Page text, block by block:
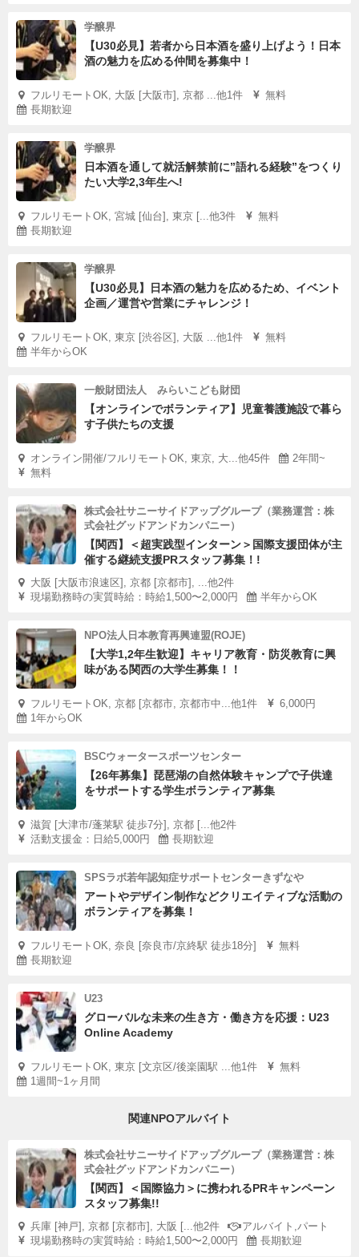
学醸界
【U30必見】若者から日本酒を盛り上げよう！日本
酒の魅力を広める仲間を募集中！
フルリモートOK, 大阪 [大阪市], 京都 ...他1件
無料
長期歓迎
学醸界
日本酒を通して就活解禁前に”語れる経験”をつくり
たい大学2,3年生へ!
フルリモートOK, 宮城 [仙台], 東京 [...他3件
無料
長期歓迎
学醸界
【U30必見】日本酒の魅力を広めるため、イベント
企画／運営や営業にチャレンジ！
フルリモートOK, 東京 [渋谷区], 大阪 ...他1件
無料
半年からOK
一般財団法人 みらいこども財団
【オンラインでボランティア】児童養護施設で暮ら
す子供たちの支援
オンライン開催/フルリモートOK, 東京, 大...他45件
2年間~
無料
株式会社サニーサイドアップグループ（業務運営：株
式会社グッドアンドカンパニー）
【関西】＜超実践型インターン＞国際支援団体が主
催する継続支援PRスタッフ募集！!
大阪 [大阪市浪速区], 京都 [京都市], ...他2件
現場勤務時の実質時給：時給1,500〜2,000円
半年からOK
NPO法人日本教育再興連盟(ROJE)
【大学1,2年生歓迎】キャリア教育・防災教育に興
味がある関西の大学生募集！！
フルリモートOK, 京都 [京都市, 京都市中...他1件
6,000円
1年からOK
BSCウォータースポーツセンター
【26年募集】琵琶湖の自然体験キャンプで子供達
をサポートする学生ボランティア募集
滋賀 [大津市/蓬莱駅 徒歩7分], 京都 [...他2件
活動支援金：日給5,000円
長期歓迎
SPSラボ若年認知症サポートセンターきずなや
アートやデザイン制作などクリエイティブな活動の
ボランティアを募集！
フルリモートOK, 奈良 [奈良市/京終駅 徒歩18分]
無料
長期歓迎
U23
グローバルな未来の生き方・働き方を応援：U23
Online Academy
フルリモートOK, 東京 [文京区/後楽園駅 ...他1件
無料
1週間~1ヶ月間
関連NPOアルバイト
株式会社サニーサイドアップグループ（業務運営：株
式会社グッドアンドカンパニー）
【関西】＜国際協力＞に携われるPRキャンペーン
スタッフ募集!!
兵庫 [神戸], 京都 [京都市], 大阪 [...他2件
アルバイト,パート
現場勤務時の実質時給：時給1,500〜2,000円
長期歓迎